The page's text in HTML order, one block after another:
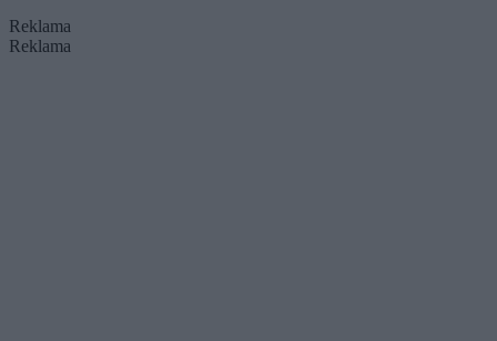
Reklama
Reklama